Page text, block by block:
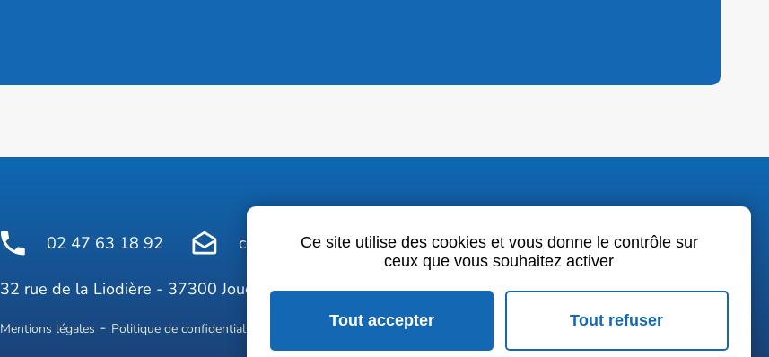
02 47 63 18 92 contact@avelinepro.fr
32 rue de la Liodière - 37300 Joué-lès-ToursFacebook
LinkedInYoutube
Mentions légales Politique de confidentialité Conditions générales de vente
Ce site utilise des cookies et vous donne le contrôle sur
ceux que vous souhaitez activer
Tout accepter Tout refuser